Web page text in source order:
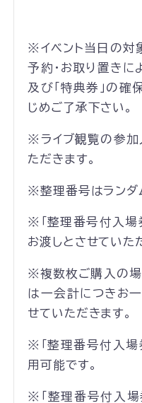
※イベント当日の対
予約・お取り置きに
及び「特典券」の確
じめご了承下さい。
※ライブ観覧の参加
ただきます。
※整理番号はランダ
※「整理番号付入場
お渡しとさせていた
※複数枚ご購入の場
は一会計につきお
せていただきます。
※「整理番号付入場
用可能です。
※「整理番号付入場